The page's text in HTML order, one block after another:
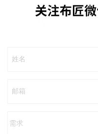
姓名
邮箱
需求